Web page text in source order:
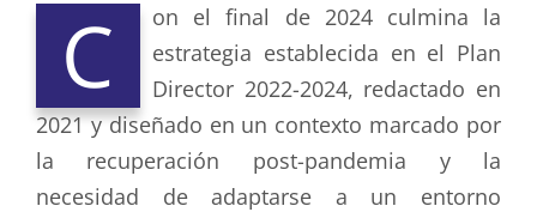
C
on el final de 2024 culmina la
estrategia establecida en el Plan
Director 2022-2024, redactado en
2021 y diseñado en un contexto marcado por
la recuperación post-pandemia y la
necesidad de adaptarse a un entorno